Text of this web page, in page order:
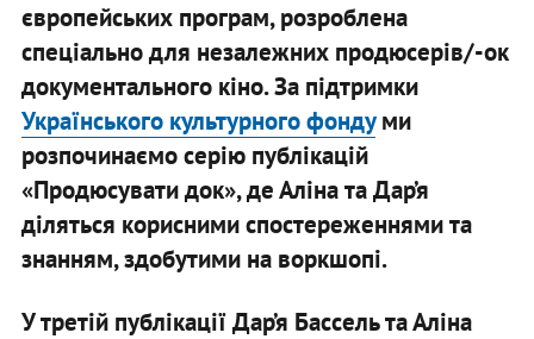
європейських програм, розроблена
спеціально для незалежних продюсерів/-ок
документального кіно. За підтримки
Українського культурного фондуми
розпочинаємо серію публікацій
«Продюсувати док», де Аліна та Дар’я
діляться корисними спостереженнями та
знанням, здобутими на воркшопі.
У третій публікації Дар’я Бассель та Аліна